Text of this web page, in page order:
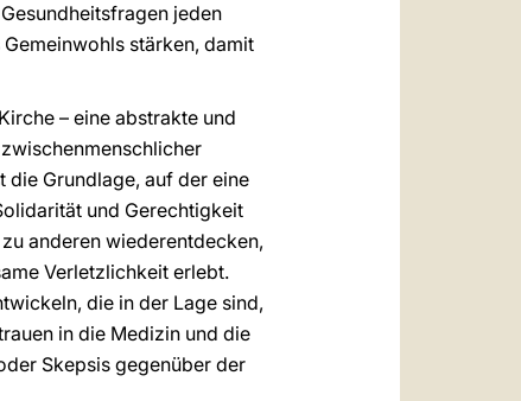
jeden
stärken, damit
– eine abstrakte und
die Grundlage, auf der eine
und Gerechtigkeit
anderen wiederentdecken,
Verletzlichkeit erlebt.
die in der Lage sind,
in die Medizin und die
Skepsis gegenüber der